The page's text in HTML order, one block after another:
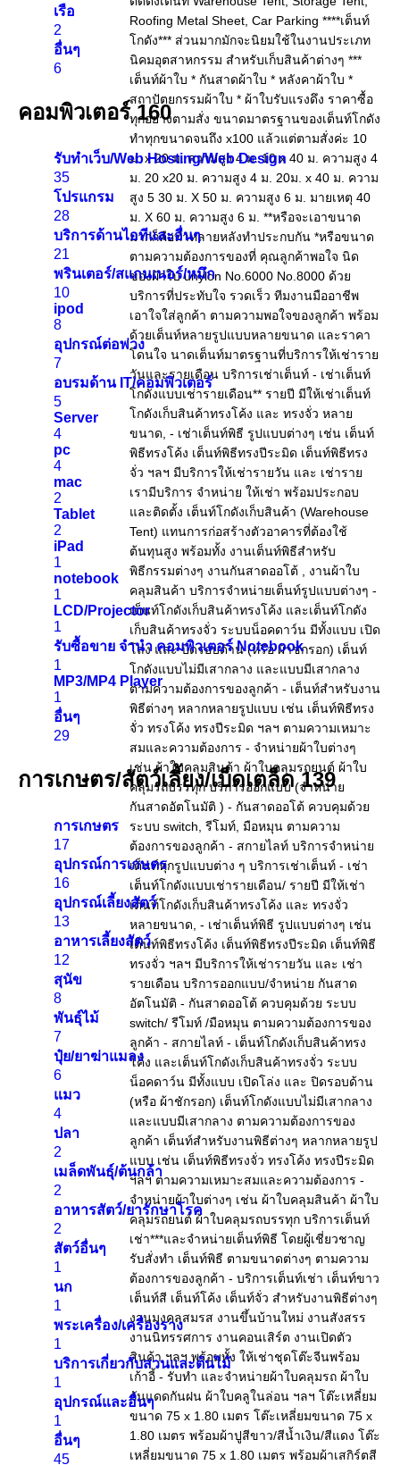
เรือ
2
อื่นๆ
6
คอมพิวเตอร์160
รับทำเว็บ/Web Hosting/Web Design
35
โปรแกรม
28
บริการด้านไอทีและอื่นๆ
21
พรินเตอร์/สแกนเนอร์/หมึก
10
ipod
8
อุปกรณ์ต่อพ่วง
7
อบรมด้าน IT/คอมพิวเตอร์
5
Server
4
pc
4
mac
2
Tablet
2
iPad
1
notebook
1
LCD/Projector
1
รับซื้อขาย จำนำ คอมพิวเตอร์ Notebook
1
MP3/MP4 Player
1
อื่นๆ
29
การเกษตร/สัตว์เลี้ยง/เบ็ดเตล็ด139
การเกษตร
17
อุปกรณ์การเกษตร
16
อุปกรณ์เลี้ยงสัตว์
13
อาหารเลี้ยงสัตว์
12
สุนัข
8
พันธุ์ไม้
7
ปุ๋ย/ยาฆ่าแมลง
6
แมว
4
ปลา
2
เมล็ดพันธุ์/ต้นกล้า
2
อาหารสัตว์/ยารักษาโรค
2
สัตว์อื่นๆ
1
นก
1
พระเครื่อง/เครื่องราง
1
บริการเกี่ยวกับสวนและต้นไม้
1
อุปกรณ์และอื่นๆ
1
อื่นๆ
45